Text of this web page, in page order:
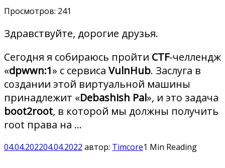
Просмотров: 241
Здравствуйте, дорогие друзья.
Сегодня я собираюсь пройти CTF-челлендж
«dpwwn:1» с сервиса VulnHub. Заслуга в
создании этой виртуальной машины
принадлежит «Debashish Pal», и это задача
boot2root, в которой мы должны получить
root права на …
04.04.202204.04.2022 автор: Timcore1 Min Reading